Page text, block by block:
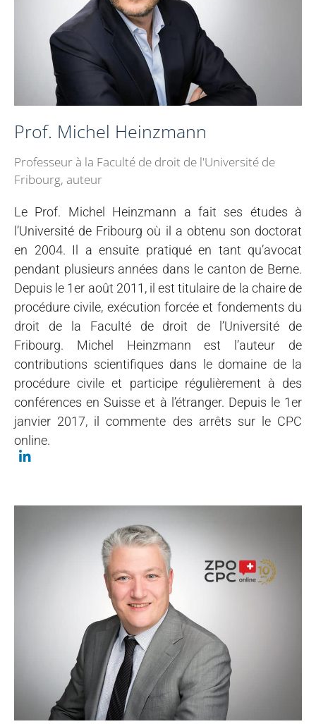
Prof. Michel Heinzmann
Professeur à la Faculté de droit de l'Université de
Fribourg, auteur
Le Prof. Michel Heinzmann a fait ses études à
l’Université de Fribourg où il a obtenu son doctorat
en 2004. Il a ensuite pratiqué en tant qu’avocat
pendant plusieurs années dans le canton de Berne.
Depuis le 1er août 2011, il est titulaire de la chaire de
procédure civile, exécution forcée et fondements du
droit de la Faculté de droit de l’Université de
Fribourg. Michel Heinzmann est l’auteur de
contributions scientifiques dans le domaine de la
procédure civile et participe régulièrement à des
conférences en Suisse et à l’étranger. Depuis le 1er
janvier 2017, il commente des arrêts sur le CPC
online.